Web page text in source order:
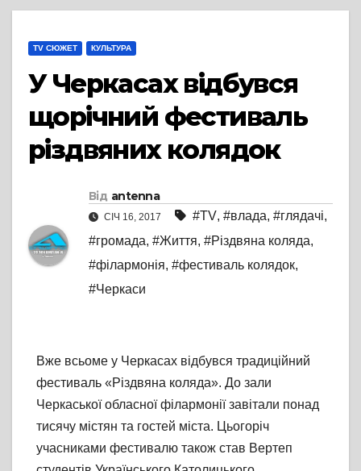
TV СЮЖЕТ КУЛЬТУРА
У Черкасах відбувся
щорічний фестиваль
різдвяних колядок
Від antenna
СІЧ 16, 2017 #TV, #влада, #глядачі,
#громада, #Життя, #Різдвяна коляда,
#філармонія, #фестиваль колядок,
#Черкаси
Вже всьоме у Черкасах відбувся традиційний
фестиваль «Різдвяна коляда». До зали
Черкаської обласної філармонії завітали понад
тисячу містян та гостей міста. Цьогоріч
учасниками фестивалю також став Вертеп